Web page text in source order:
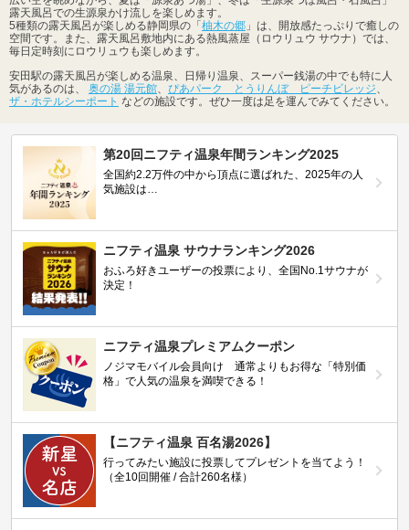
露天風呂での生源泉かけ流しを楽しめます。
5種類の露天風呂が楽しめる静岡県の「柚木の郷 」は、開放感たっぷりで癒しの
空間です。また、露天風呂敷地内にある熱風蒸屋（ロウリュウ サウナ）では、
毎日定時刻にロウリュウも楽しめます。
安田駅の露天風呂が楽しめる温泉、日帰り温泉、スーパー銭湯の中でも特に人
気があるのは、 奥の湯 湯元館、 ぴあパーク とうりんぼ ピーチビレッジ、
ザ・ホテルシーポート などの施設です。ぜひ一度は足を運んでみてください。
第20回ニフティ温泉年間ランキング2025
全国約2.2万件の中から頂点に選ばれた、2025年の人
気施設は…
ニフティ温泉 サウナランキング2026
おふろ好きユーザーの投票により、全国No.1サウナが
決定！
ニフティ温泉プレミアムクーポン
ノジマモバイル会員向け 通常よりもお得な「特別価
格」で人気の温泉を満喫できる！
【ニフティ温泉 百名湯2026】
行ってみたい施設に投票してプレゼントを当てよう！
（全10回開催 / 合計260名様）